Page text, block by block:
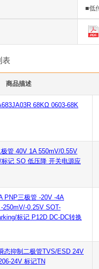
■低
表
商品描述
68KΩ 0603-68K
管 40V 1A 550mV/0.55V
标记 SO 低压降 开关电源应
PNP三极管 -20V -4A
250mV/-0.25V SOT-
标记 P12D DC-DC转换
态抑制二极管TVS/ESD 24V
24V 标记TN